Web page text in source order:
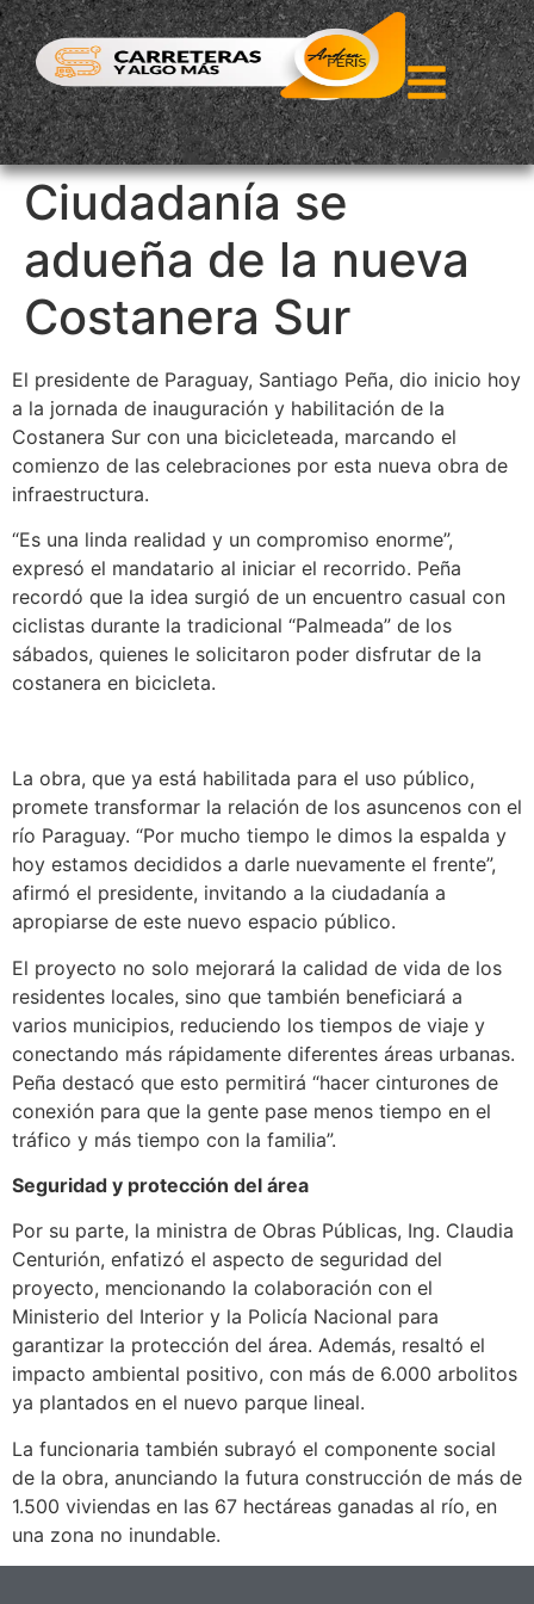
Ciudadanía se
adueña de la nueva
Costanera Sur
El presidente de Paraguay, Santiago Peña, dio inicio hoy
a la jornada de inauguración y habilitación de la
Costanera Sur con una bicicleteada, marcando el
comienzo de las celebraciones por esta nueva obra de
infraestructura.
“Es una linda realidad y un compromiso enorme”,
expresó el mandatario al iniciar el recorrido. Peña
recordó que la idea surgió de un encuentro casual con
ciclistas durante la tradicional “Palmeada” de los
sábados, quienes le solicitaron poder disfrutar de la
costanera en bicicleta.
La obra, que ya está habilitada para el uso público,
promete transformar la relación de los asuncenos con el
río Paraguay. “Por mucho tiempo le dimos la espalda y
hoy estamos decididos a darle nuevamente el frente”,
afirmó el presidente, invitando a la ciudadanía a
apropiarse de este nuevo espacio público.
El proyecto no solo mejorará la calidad de vida de los
residentes locales, sino que también beneficiará a
varios municipios, reduciendo los tiempos de viaje y
conectando más rápidamente diferentes áreas urbanas.
Peña destacó que esto permitirá “hacer cinturones de
conexión para que la gente pase menos tiempo en el
tráfico y más tiempo con la familia”.
Seguridad y protección del área
Por su parte, la ministra de Obras Públicas, Ing. Claudia
Centurión, enfatizó el aspecto de seguridad del
proyecto, mencionando la colaboración con el
Ministerio del Interior y la Policía Nacional para
garantizar la protección del área. Además, resaltó el
impacto ambiental positivo, con más de 6.000 arbolitos
ya plantados en el nuevo parque lineal.
La funcionaria también subrayó el componente social
de la obra, anunciando la futura construcción de más de
1.500 viviendas en las 67 hectáreas ganadas al río, en
una zona no inundable.